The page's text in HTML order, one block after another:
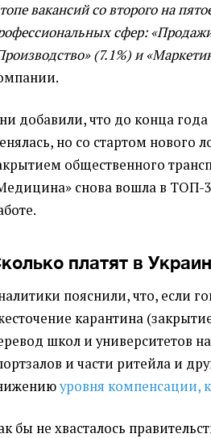
вакансий со второго на
сфер:
(7.1%) и
добавили, что до конца года
но со стартом нового
общественного
снова вошла в ТОП-
платят в
пояснили, что, если
карантина
школ и университетов
и части ритейла и
уровня компенсации,
бы не хвасталось